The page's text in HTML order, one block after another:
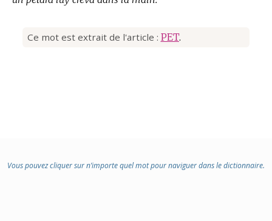
Ce mot est extrait de l'article : PET.
Vous pouvez cliquer sur n’importe quel mot pour naviguer dans le dictionnaire.